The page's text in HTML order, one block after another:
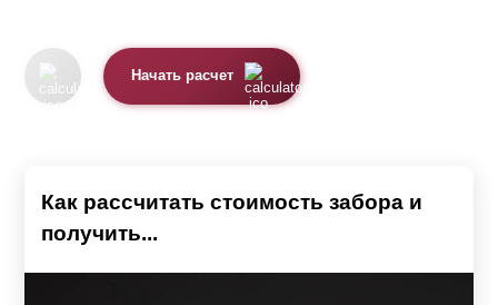
Начать расчет
Как рассчитать стоимость забора и
получить...